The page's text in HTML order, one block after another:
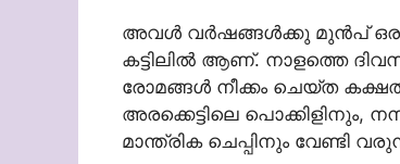
അവൾ വർഷങ്ങൾക്കു മുൻപ്
കട്ടിലിൽ ആണ്. നാളത്തെ
രോമങ്ങൾ നീക്കം ചെയ്ത
അരക്കെട്ടിലെ
മാന്ത്രിക ചെപ്പിനും വേണ്ടി